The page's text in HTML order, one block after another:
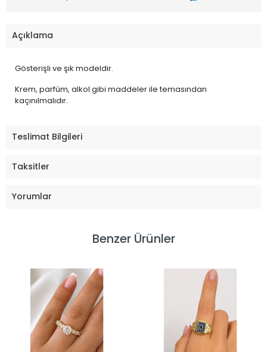
Açıklama
Gösterişli ve şık modeldir.
Krem, parfüm, alkol gibi maddeler ile temasından
kaçınılmalıdır.
Teslimat Bilgileri
Taksitler
Yorumlar
Benzer Ürünler